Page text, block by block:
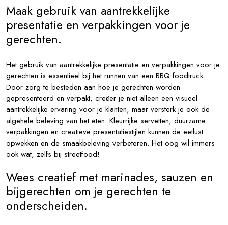
Maak gebruik van aantrekkelijke
presentatie en verpakkingen voor je
gerechten.
Het gebruik van aantrekkelijke presentatie en verpakkingen voor je
gerechten is essentieel bij het runnen van een BBQ foodtruck.
Door zorg te besteden aan hoe je gerechten worden
gepresenteerd en verpakt, creëer je niet alleen een visueel
aantrekkelijke ervaring voor je klanten, maar versterk je ook de
algehele beleving van het eten. Kleurrijke servetten, duurzame
verpakkingen en creatieve presentatiestijlen kunnen de eetlust
opwekken en de smaakbeleving verbeteren. Het oog wil immers
ook wat, zelfs bij streetfood!
Wees creatief met marinades, sauzen en
bijgerechten om je gerechten te
onderscheiden.